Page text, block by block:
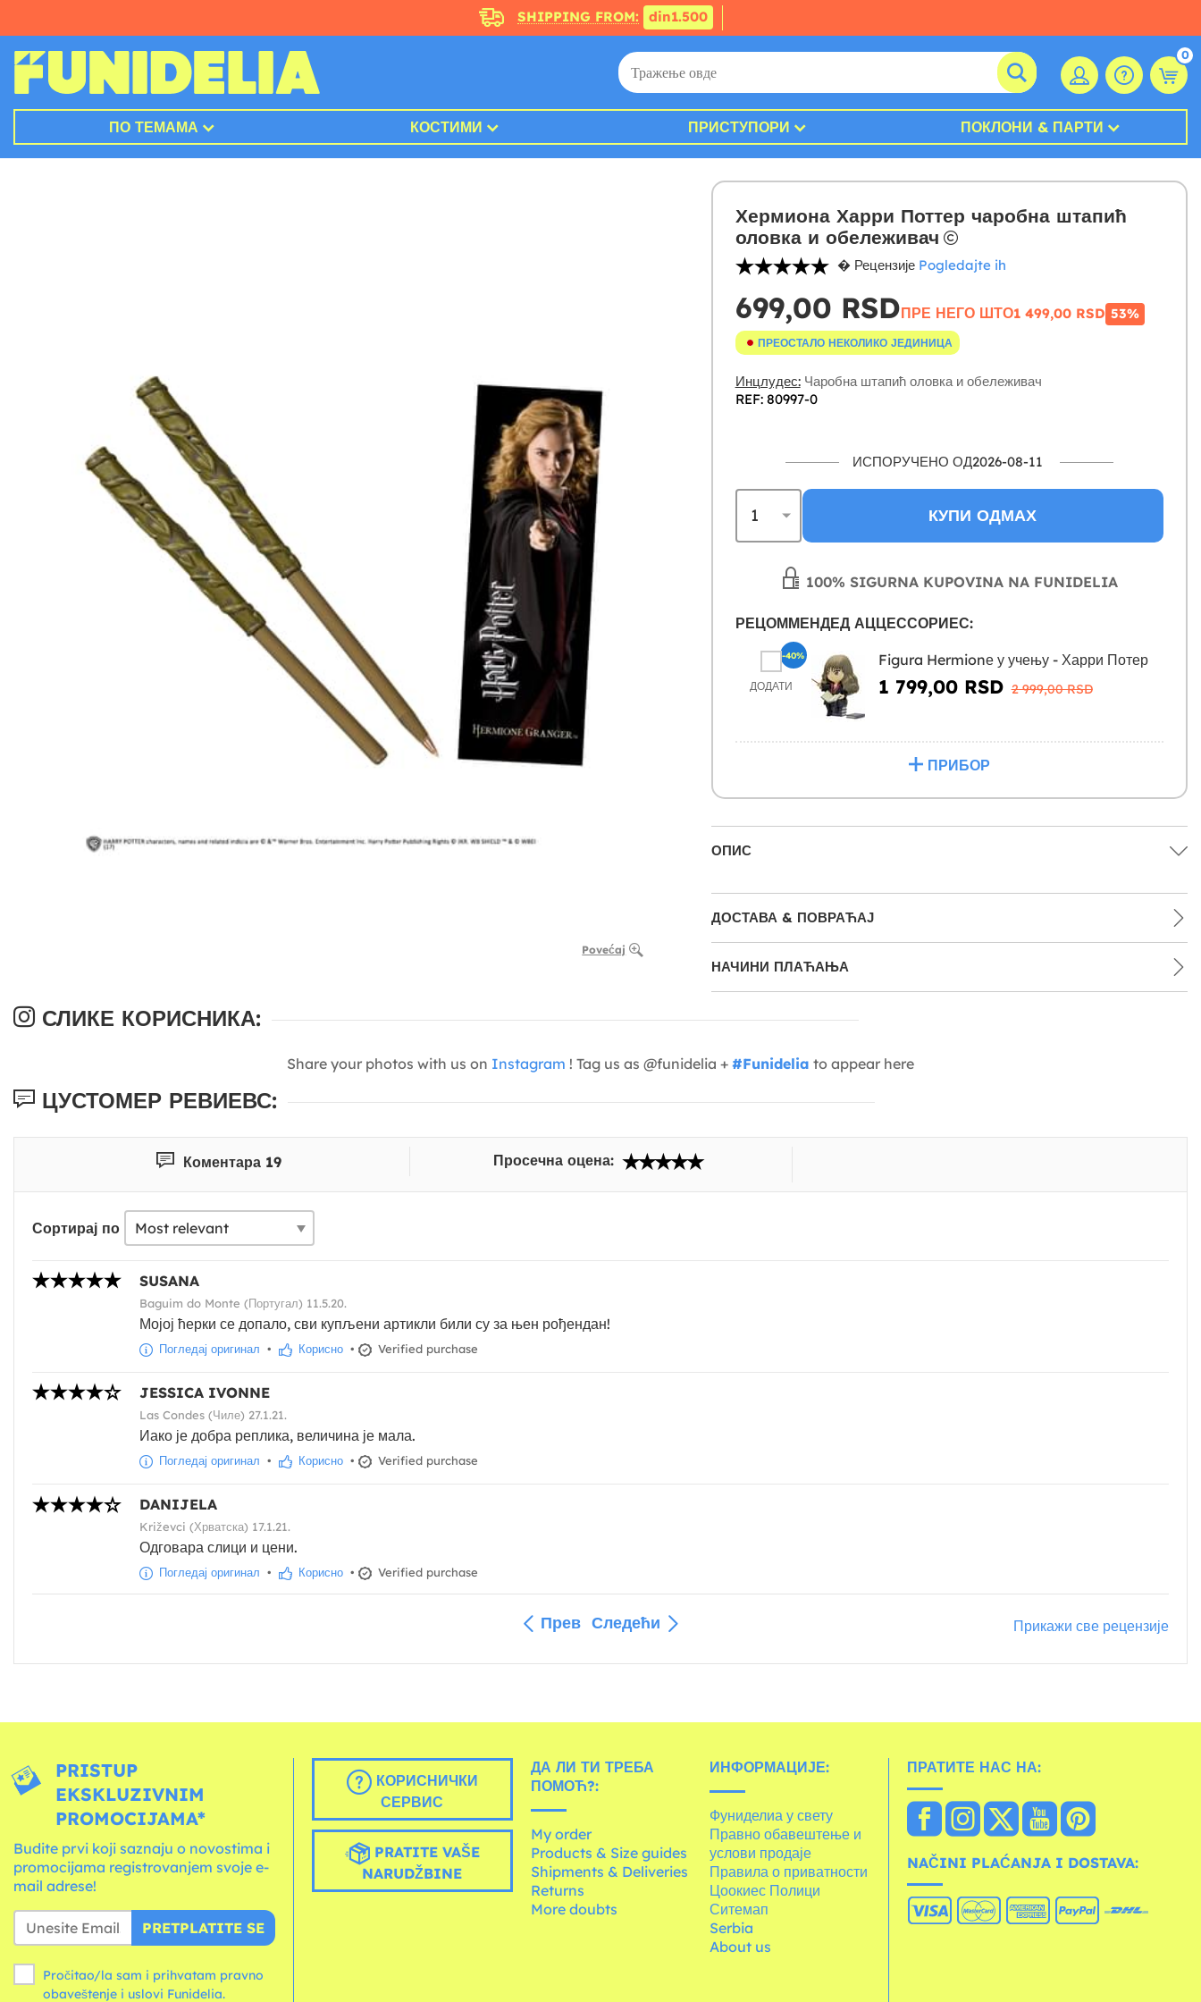
SHIPPING FROM: din1.500
0
ПО ТЕМАМА КОСТИМИ ПРИСТУПОРИ ПОКЛОНИ & ПАРТИ
Povećaj
Хермиона Харри Поттер чаробна штапић
оловка и обележивач
� Рецензије Pogledajte ih
699,00 RSDПРЕ НЕГО ШТО1 499,00 RSD 53%
ПРЕОСТАЛО НЕКОЛИКО ЈЕДИНИЦА
Инцлудес:Чаробна штапић оловка и обележивач
REF: 80997-0
ИСПОРУЧЕНО ОД2026-08-11
КУПИ ОДМАХ
100% SIGURNA KUPOVINA NA FUNIDELIA
РЕЦОММЕНДЕД АЦЦЕССОРИЕС:
ДОДАТИ
Figura Hermionе у учењу - Харри Потер
1 799,00 RSD 2 999,00 RSD
-40%
ПРИБОР
ОПИС
ДОСТАВА & ПОВРАЋАЈ
НАЧИНИ ПЛАЋАЊА
СЛИКЕ КОРИСНИКА:
Share your photos with us on Instagram ! Tag us as @funidelia + #Funidelia to appear here
ЦУСТОМЕР РЕВИЕВС:
Коментара 19 Просечна оцена:
Сортирај по
SUSANA
Baguim do Monte (Португал) 11.5.20.
Мојој ћерки се допало, сви купљени артикли били су за њен рођендан!
Погледај оригинал • Корисно • Verified purchase
JESSICA IVONNE
Las Condes (Чиле) 27.1.21.
Иако је добра реплика, величина је мала.
Погледај оригинал • Корисно • Verified purchase
DANIJELA
Križevci (Хрватска) 17.1.21.
Одговара слици и цени.
Погледај оригинал • Корисно • Verified purchase
Прев Следећи Прикажи све рецензије
PRISTUP
EKSKLUZIVNIM
PROMOCIJAMA*
Budite prvi koji saznaju o novostima i
promocijama registrovanjem svoje e-
mail adrese!
PRETPLATITE SE
Pročitao/la sam i prihvatam pravno
obaveštenje i uslovi Funidelia.
КОРИСНИЧКИ
СЕРВИС
PRATITE VAŠE
NARUDŽBINE
ДА ЛИ ТИ ТРЕБА
ПОМОЋ?:
My order
Products & Size guides
Shipments & Deliveries
Returns
More doubts
ИНФОРМАЦИЈЕ:
Фуниделиа у свету
Правно обавештење и
услови продаје
Правила о приватности
Цоокиес Полици
Ситемап
Serbia
About us
ПРАТИТЕ НАС НА:
NAČINI PLAĆANJA I DOSTAVA: